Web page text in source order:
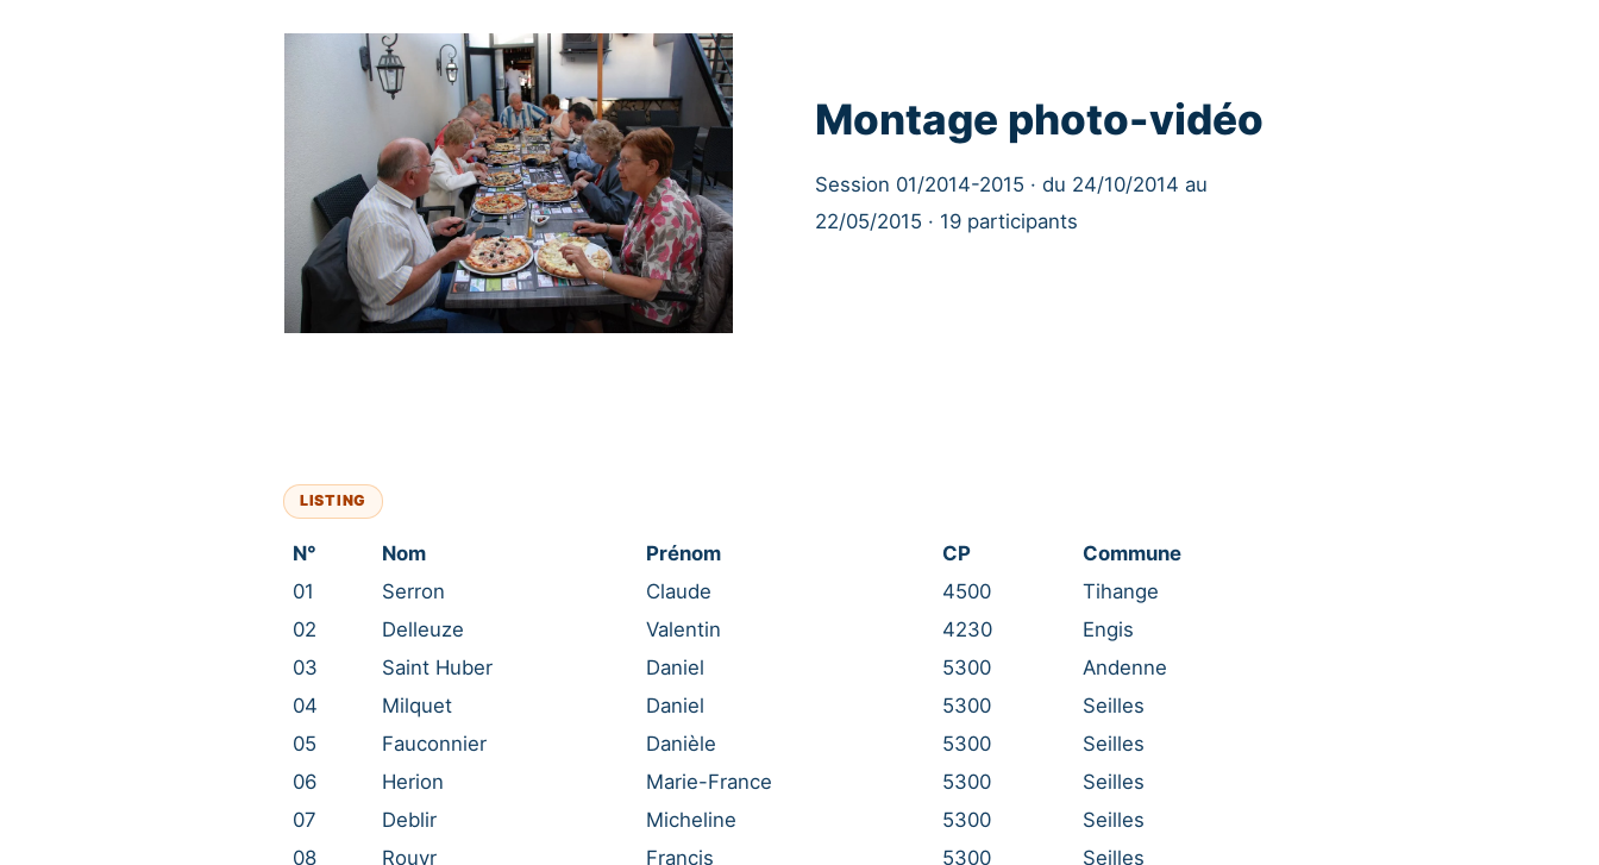
Montage photo-vidéo
Session 01/2014-2015 · du 24/10/2014 au
22/05/2015 · 19 participants
LISTING
N° Nom Prénom CP
Commune
01
Serron Claude 4500
Tihange
02
Delleuze Valentin 4230
Engis
03
Saint Huber Daniel 5300
Andenne
04
Milquet Daniel 5300
Seilles
05
Fauconnier Danièle 5300
Seilles
06
Herion Marie-France 5300
Seilles
07
Deblir Micheline 5300
Seilles
08
Rouyr Francis 5300
Seilles